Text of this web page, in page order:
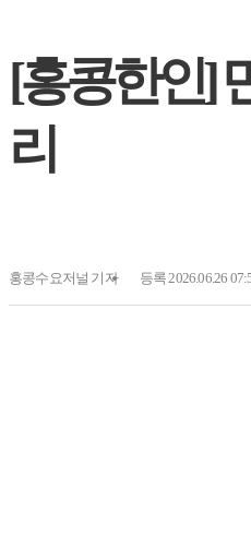
[홍콩한인]
리
홍콩수요저널 기자 등록 2026.06.26